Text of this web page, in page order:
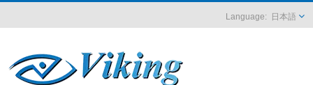
日本語